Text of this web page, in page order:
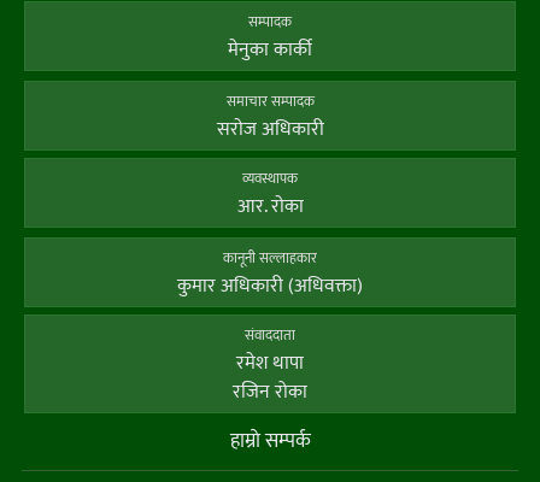
सम्पादक
मेनुका कार्की
समाचार सम्पादक
सराेज अधिकारी
व्यवस्थापक
आर. राेका
कानूनी सल्लाहकार
कुमार अधिकारी (अधिवक्ता)
संवाददाता
रमेश थापा
रजिन रोका
हाम्राे सम्पर्क